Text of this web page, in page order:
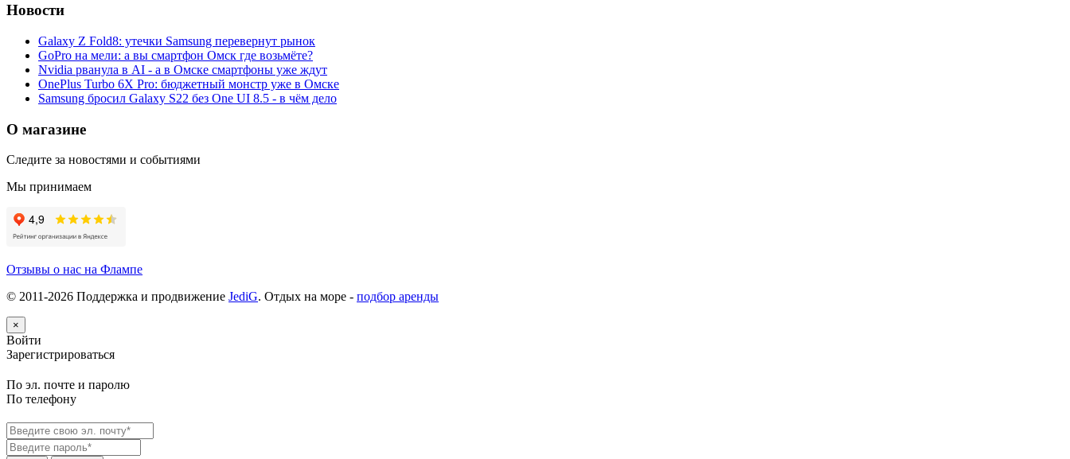
Новости
Galaxy Z Fold8: утечки Samsung перевернут рынок
GoPro на мели: а вы смартфон Омск где возьмёте?
Nvidia рванула в AI - а в Омске смартфоны уже ждут
OnePlus Turbo 6X Pro: бюджетный монстр уже в Омске
Samsung бросил Galaxy S22 без One UI 8.5 - в чём дело
О магазине
Следите за новостями и событиями
Мы принимаем
Отзывы о нас на Флампе
© 2011-2026 Поддержка и продвижение JediG. Отдых на море - подбор аренды
×
Войти
Зарегистрироваться
По эл. почте и паролю
По телефону